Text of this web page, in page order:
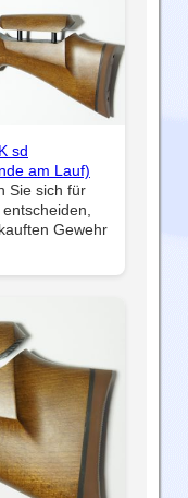
sd
am Lauf)
Sie sich für
Gewehr